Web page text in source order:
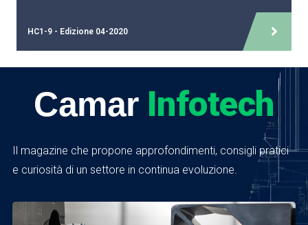
HC1-9 - Edizione 04-2020
Camar Infotech
Il magazine che propone approfondimenti, consigli pratici
e curiosità di un settore in continua evoluzione.